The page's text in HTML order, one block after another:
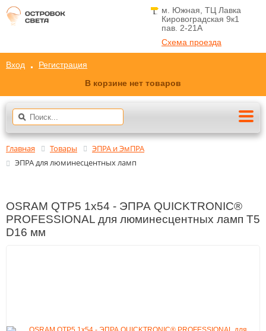
м. Южная, ТЦ Лавка
Кировоградская 9к1
пав. 2-21A
Схема проезда
Вход
Регистрация
В корзине нет товаров
Главная Товары
ЭПРА и ЭмПРА
ЭПРА для люминесцентных ламп
OSRAM QTP5 1x54 - ЭПРА QUICKTRONIC®
PROFESSIONAL для люминесцентных ламп T5
D16 мм